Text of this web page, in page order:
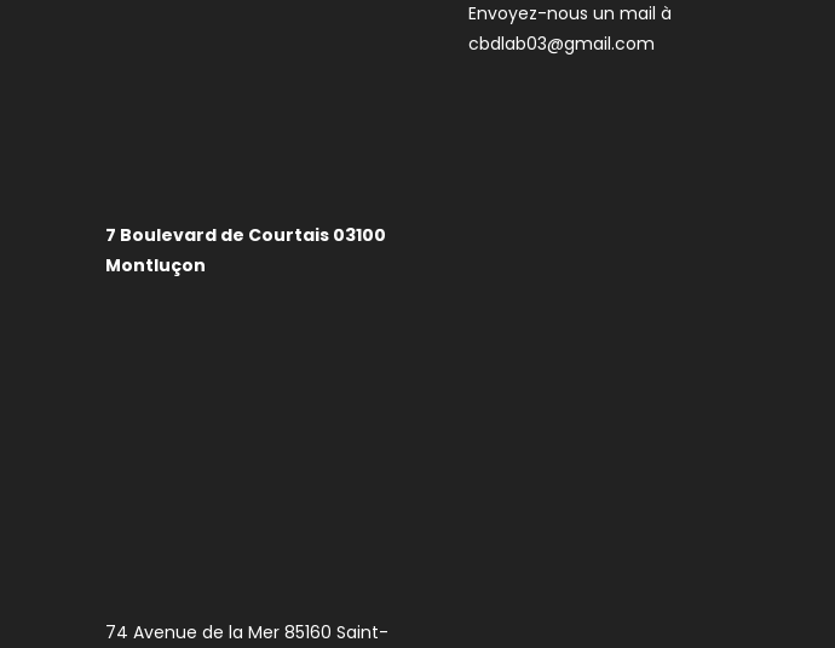
7 Boulevard de Courtais 03100
Montluçon
74 Avenue de la Mer 85160 Saint-
Envoyez-nous un mail à
cbdlab03@gmail.com